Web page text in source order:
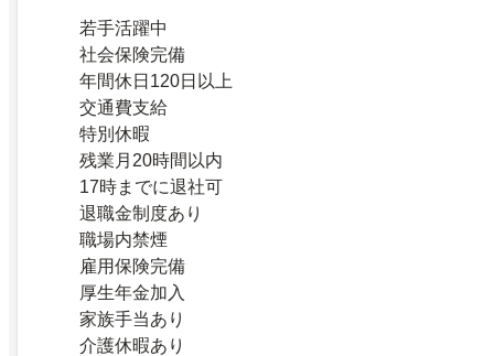
若手活躍中
社会保険完備
年間休日120日以上
交通費支給
特別休暇
残業月20時間以内
17時までに退社可
退職金制度あり
職場内禁煙
雇用保険完備
厚生年金加入
家族手当あり
介護休暇あり